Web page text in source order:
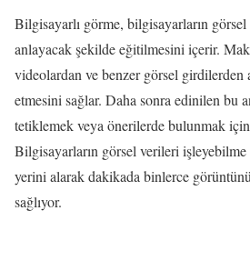
Bilgisayarlı görme, bilgisayarların görsel
anlayacak şekilde eğitilmesini içerir.
videolardan ve benzer görsel girdilerden
etmesini sağlar. Daha sonra edinilen bu
tetiklemek veya önerilerde bulunmak
Bilgisayarların görsel verileri işleyebilme
yerini alarak dakikada binlerce
sağlıyor.